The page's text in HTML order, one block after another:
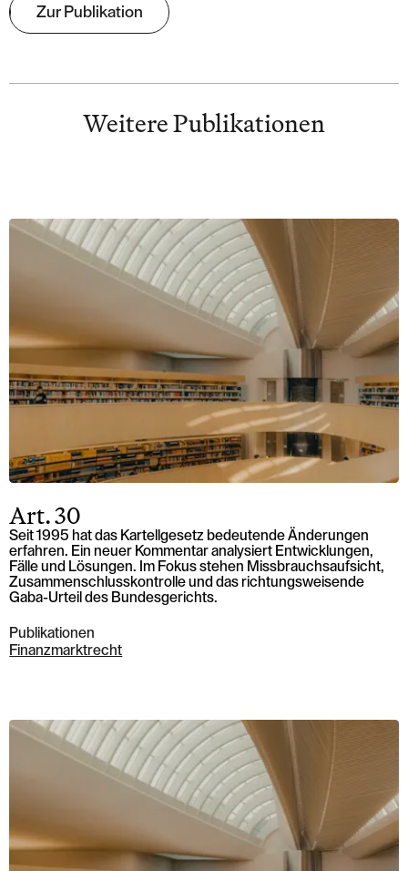
Zur Publikation
Weitere Publikationen
Art. 30
Seit 1995 hat das Kartellgesetz bedeutende Änderungen
erfahren. Ein neuer Kommentar analysiert Entwicklungen,
Fälle und Lösungen. Im Fokus stehen Missbrauchsaufsicht,
Zusammenschlusskontrolle und das richtungsweisende
Gaba-Urteil des Bundesgerichts.
Publikationen
Finanzmarktrecht